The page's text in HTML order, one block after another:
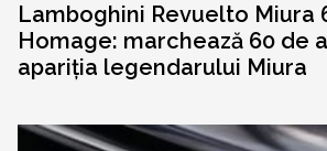
Lamboghini Revuelto Miura
Homage: marchează 60 de
apariția legendarului Miura